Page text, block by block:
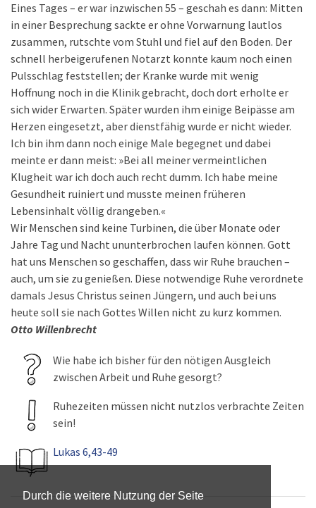
Durch die weitere Nutzung der Seite
Eines Tages – er war inzwischen 55 – geschah es dann: Mitten
in einer Besprechung sackte er ohne Vorwarnung lautlos
zusammen, rutschte vom Stuhl und fiel auf den Boden. Der
schnell herbeigerufenen Notarzt konnte kaum noch einen
Pulsschlag feststellen; der Kranke wurde mit wenig
Hoffnung noch in die Klinik gebracht, doch dort erholte er
sich wider Erwarten. Später wurden ihm einige Beipässe am
Herzen eingesetzt, aber dienstfähig wurde er nicht wieder.
Ich bin ihm dann noch einige Male begegnet und dabei
meinte er dann meist: »Bei all meiner vermeintlichen
Klugheit war ich doch auch recht dumm. Ich habe meine
Gesundheit ruiniert und musste meinen früheren
Lebensinhalt völlig drangeben.«
Wir Menschen sind keine Turbinen, die über Monate oder
Jahre Tag und Nacht ununterbrochen laufen können. Gott
hat uns Menschen so geschaffen, dass wir Ruhe brauchen –
auch, um sie zu genießen. Diese notwendige Ruhe verordnete
damals Jesus Christus seinen Jüngern, und auch bei uns
heute soll sie nach Gottes Willen nicht zu kurz kommen.
Otto Willenbrecht
Wie habe ich bisher für den nötigen Ausgleich
zwischen Arbeit und Ruhe gesorgt?
Ruhezeiten müssen nicht nutzlos verbrachte Zeiten
sein!
Lukas 6,43-49